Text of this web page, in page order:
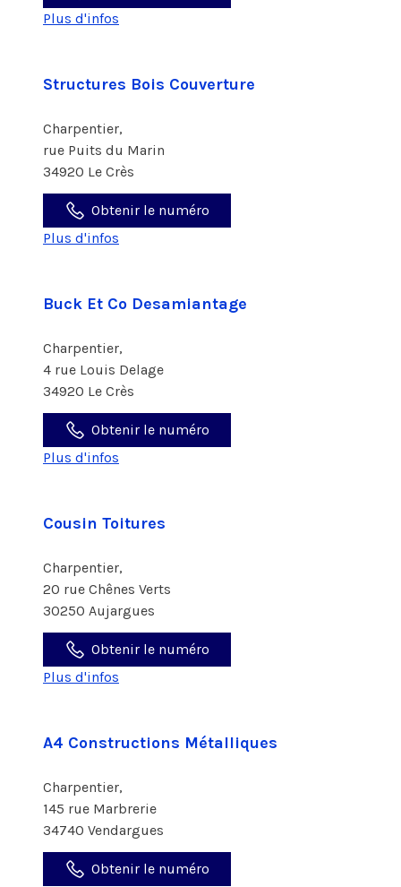
Plus d'infos
Structures Bois Couverture
Charpentier,
rue Puits du Marin
34920 Le Crès
Obtenir le numéro
Plus d'infos
Buck Et Co Desamiantage
Charpentier,
4 rue Louis Delage
34920 Le Crès
Obtenir le numéro
Plus d'infos
Cousin Toitures
Charpentier,
20 rue Chênes Verts
30250 Aujargues
Obtenir le numéro
Plus d'infos
A4 Constructions Métalliques
Charpentier,
145 rue Marbrerie
34740 Vendargues
Obtenir le numéro